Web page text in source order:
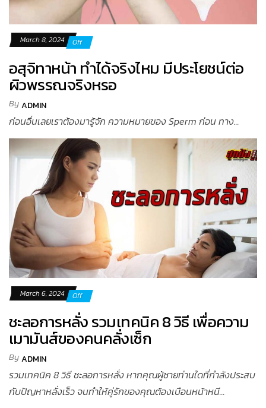
March 8, 2024 Off
อสุจิทาหน้า ทำได้จริงไหม มีประโยชน์ต่อ
ผิวพรรณจริงหรอ
ByADMIN
ก่อนอื่นเลยเราต้องมารู้จัก ความหมายของ Sperm ก่อน ทาง...
March 6, 2024 Off
ชะลอการหลั่ง รวมเทคนิค 8 วิธี เพื่อความ
เมามันส์ของคนคลั่งเซ็ก
ByADMIN
รวมเทคนิค 8 วิธี ชะลอการหลั่ง หากคุณผู้ชายท่านใดที่กำลังประสบ
กับปัญหาหลั่งเร็ว จนทำให้คู่รักของคุณต้องเบือนหน้าหนี...